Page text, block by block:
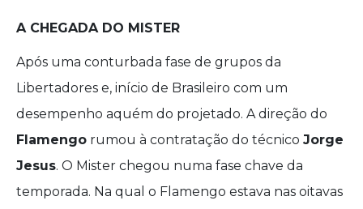
A CHEGADA DO MISTER
Após uma conturbada fase de grupos da
Libertadores e, início de Brasileiro com um
desempenho aquém do projetado. A direção do
Flamengo rumou à contratação do técnico Jorge
Jesus. O Mister chegou numa fase chave da
temporada. Na qual o Flamengo estava nas oitavas